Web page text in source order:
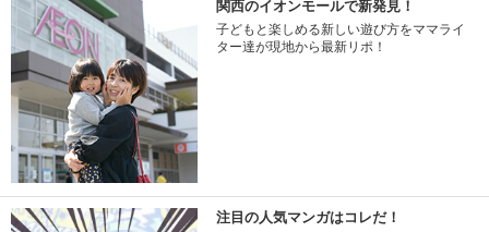
関西のイオンモールで新発見！
子どもと楽しめる新しい遊び方をママライ
ター達が現地から最新リポ！
注目の人気マンガはコレだ！